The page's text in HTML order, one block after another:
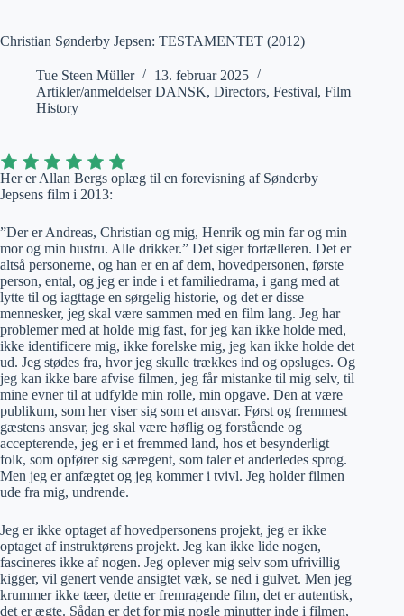
Christian Sønderby Jepsen: TESTAMENTET (2012)
Tue Steen Müller
13. februar 2025
Artikler/anmeldelser DANSK, Directors, Festival, Film
History
Her er Allan Bergs oplæg til en forevisning af Sønderby
Jepsens film i 2013:
”Der er Andreas, Christian og mig, Henrik og min far og min
mor og min hustru. Alle drikker.” Det siger fortælleren. Det er
altså personerne, og han er en af dem, hovedpersonen, første
person, ental, og jeg er inde i et familiedrama, i gang med at
lytte til og iagttage en sørgelig historie, og det er disse
mennesker, jeg skal være sammen med en film lang. Jeg har
problemer med at holde mig fast, for jeg kan ikke holde med,
ikke identificere mig, ikke forelske mig, jeg kan ikke holde det
ud. Jeg stødes fra, hvor jeg skulle trækkes ind og opsluges. Og
jeg kan ikke bare afvise filmen, jeg får mistanke til mig selv, til
mine evner til at udfylde min rolle, min opgave. Den at være
publikum, som her viser sig som et ansvar. Først og fremmest
gæstens ansvar, jeg skal være høflig og forstående og
accepterende, jeg er i et fremmed land, hos et besynderligt
folk, som opfører sig særegent, som taler et anderledes sprog.
Men jeg er anfægtet og jeg kommer i tvivl. Jeg holder filmen
ude fra mig, undrende.
Jeg er ikke optaget af hovedpersonens projekt, jeg er ikke
optaget af instruktørens projekt. Jeg kan ikke lide nogen,
fascineres ikke af nogen. Jeg oplever mig selv som ufrivillig
kigger, vil genert vende ansigtet væk, se ned i gulvet. Men jeg
krummer ikke tæer, dette er fremragende film, det er autentisk,
det er ægte. Sådan er det for mig nogle minutter inde i filmen,